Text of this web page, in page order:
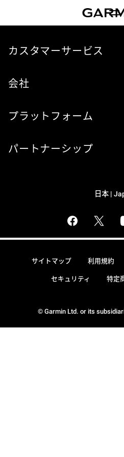
カスタマーサービス
会社
プラットフォーム
パートナーシップ
日本 |
© Garmin Ltd. or its
サイトマップ 利用規約
セキュリティ 特定